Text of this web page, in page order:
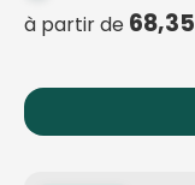
à partir de 68,35